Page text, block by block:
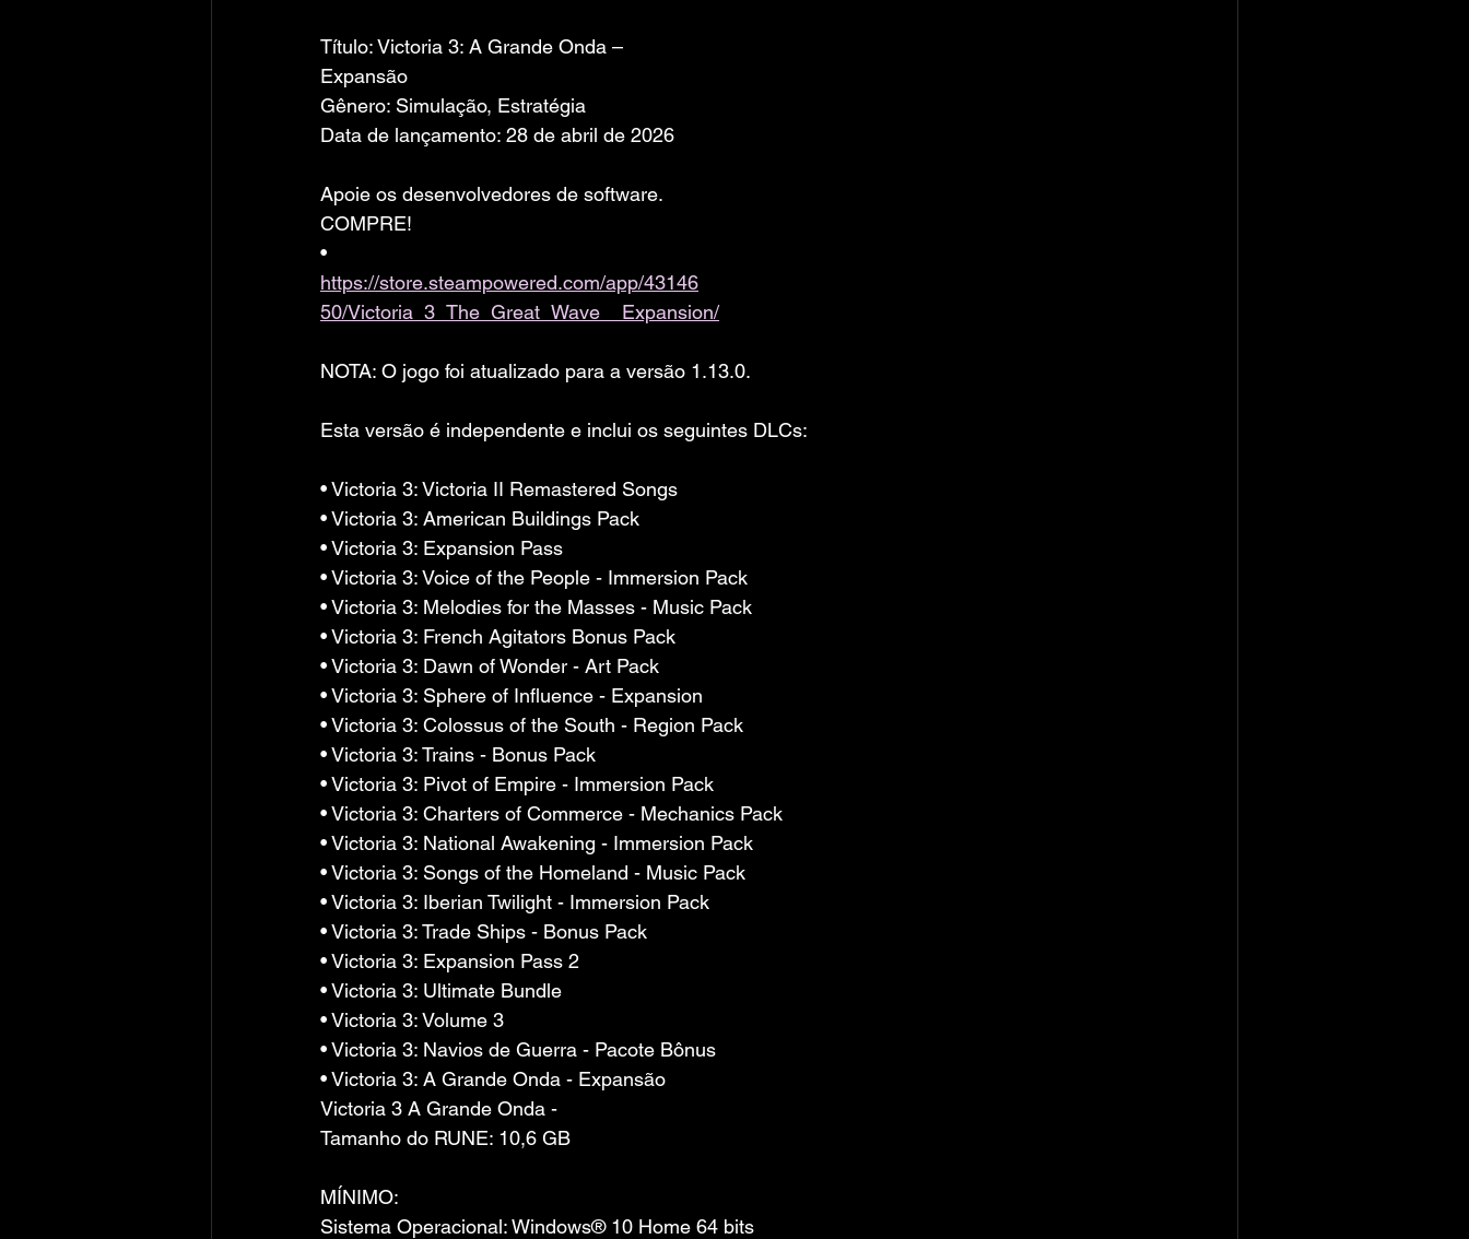
Título: Victoria 3: A Grande Onda –
Expansão
Gênero: Simulação, Estratégia
Data de lançamento: 28 de abril de 2026
Apoie os desenvolvedores de software.
COMPRE!
•
https://store.steampowered.com/app/43146
50/Victoria_3_The_Great_Wave__Expansion/
NOTA: O jogo foi atualizado para a versão 1.13.0.
Esta versão é independente e inclui os seguintes DLCs:
• Victoria 3: Victoria II Remastered Songs
• Victoria 3: American Buildings Pack
• Victoria 3: Expansion Pass
• Victoria 3: Voice of the People - Immersion Pack
• Victoria 3: Melodies for the Masses - Music Pack
• Victoria 3: French Agitators Bonus Pack
• Victoria 3: Dawn of Wonder - Art Pack
• Victoria 3: Sphere of Influence - Expansion
• Victoria 3: Colossus of the South - Region Pack
• Victoria 3: Trains - Bonus Pack
• Victoria 3: Pivot of Empire - Immersion Pack
• Victoria 3: Charters of Commerce - Mechanics Pack
• Victoria 3: National Awakening - Immersion Pack
• Victoria 3: Songs of the Homeland - Music Pack
• Victoria 3: Iberian Twilight - Immersion Pack
• Victoria 3: Trade Ships - Bonus Pack
• Victoria 3: Expansion Pass 2
• Victoria 3: Ultimate Bundle
• Victoria 3: Volume 3
• Victoria 3: Navios de Guerra - Pacote Bônus
• Victoria 3: A Grande Onda - Expansão
Victoria 3 A Grande Onda -
Tamanho do RUNE: 10,6 GB
MÍNIMO:
Sistema Operacional: Windows® 10 Home 64 bits